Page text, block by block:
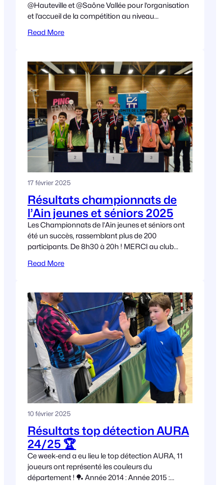
@Hauteville et @Saône Vallée pour l’organisation
et l’accueil de la compétition au niveau
Read More
17 février 2025
Résultats championnats de
l’Ain jeunes et séniors 2025
Les Championnats de l’Ain jeunes et séniors ont
été un succès, rassemblant plus de 200
participants. De 8h30 à 20h ! MERCI au club
Read More
10 février 2025
Résultats top détection AURA
24/25 🏆
Ce week-end a eu lieu le top détection AURA, 11
joueurs ont représenté les couleurs du
département ! 🏓 Année 2014 : Année 2015 :